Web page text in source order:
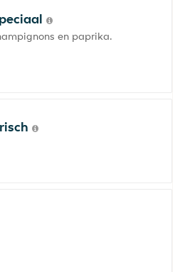
en paprika.